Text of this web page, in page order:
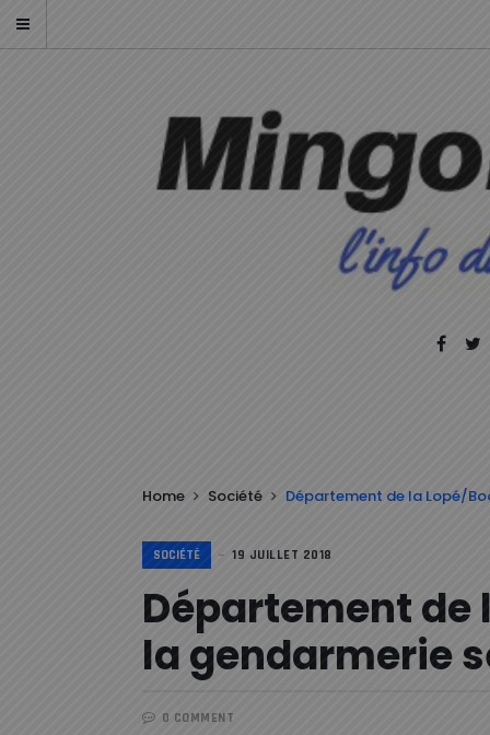
Home Société Département de la Lopé/
SOCIÉTÉ 19 JUILLET 2018
Département de
la gendarmerie
0 COMMENT